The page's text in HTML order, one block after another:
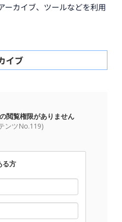
カイブ、ツールなどを利用
イブ